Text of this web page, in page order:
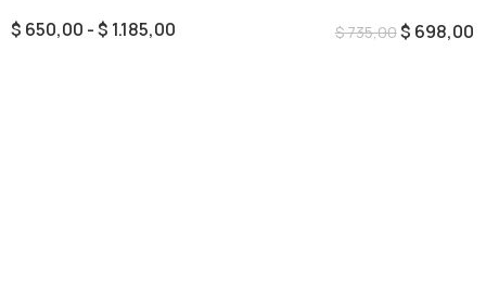
$ 650,00 -$ 1.185,00 $735,00$ 698,00